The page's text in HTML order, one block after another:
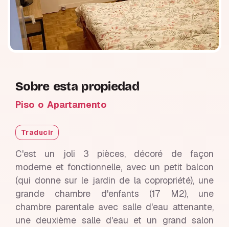
Sobre esta propiedad
Piso o Apartamento
Traducir
C'est un joli 3 pièces, décoré de façon
moderne et fonctionnelle, avec un petit balcon
(qui donne sur le jardin de la copropriété), une
grande chambre d'enfants (17 M2), une
chambre parentale avec salle d'eau attenante,
une deuxième salle d'eau et un grand salon